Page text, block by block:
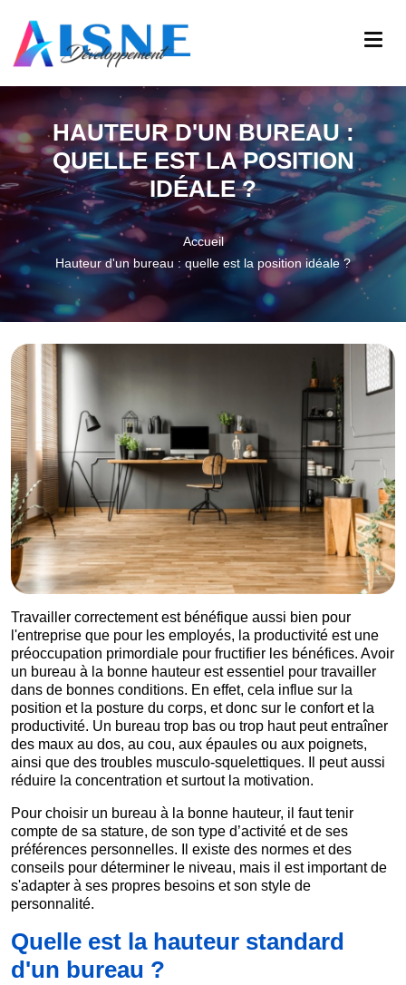
HAUTEUR D'UN BUREAU :
QUELLE EST LA POSITION
IDÉALE ?
Accueil
Hauteur d'un bureau : quelle est la position idéale ?
Travailler correctement est bénéfique aussi bien pour
l'entreprise que pour les employés, la productivité est une
préoccupation primordiale pour fructifier les bénéfices. Avoir
un bureau à la bonne hauteur est essentiel pour travailler
dans de bonnes conditions. En effet, cela influe sur la
position et la posture du corps, et donc sur le confort et la
productivité. Un bureau trop bas ou trop haut peut entraîner
des maux au dos, au cou, aux épaules ou aux poignets,
ainsi que des troubles musculo-squelettiques. Il peut aussi
réduire la concentration et surtout la motivation.
Pour choisir un bureau à la bonne hauteur, il faut tenir
compte de sa stature, de son type d’activité et de ses
préférences personnelles. Il existe des normes et des
conseils pour déterminer le niveau, mais il est important de
s'adapter à ses propres besoins et son style de
personnalité.
Quelle est la hauteur standard
d'un bureau ?